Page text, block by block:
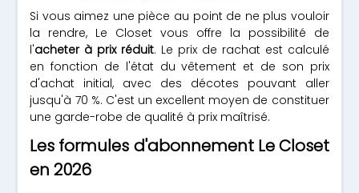
Si vous aimez une pièce au point de ne plus vouloir
la rendre, Le Closet vous offre la possibilité de
l'acheter à prix réduit. Le prix de rachat est calculé
en fonction de l'état du vêtement et de son prix
d'achat initial, avec des décotes pouvant aller
jusqu'à 70 %. C'est un excellent moyen de constituer
une garde-robe de qualité à prix maîtrisé.
Les formules d'abonnement Le Closet
en 2026